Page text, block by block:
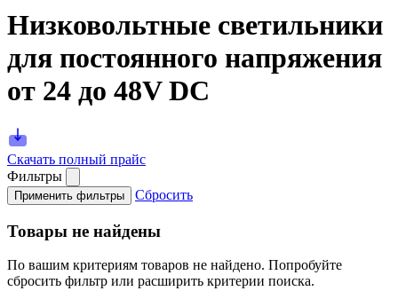
Низковольтные светильники
для постоянного напряжения
от 24 до 48V DC
Скачать полный прайс
Фильтры
Применить фильтры Сбросить
Товары не найдены
По вашим критериям товаров не найдено. Попробуйте
сбросить фильтр или расширить критерии поиска.